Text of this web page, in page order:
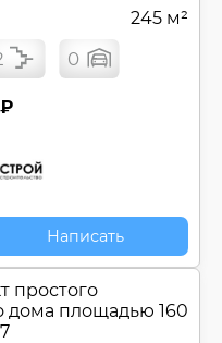
245 м²
0
Написать
простого
дома площадью 160